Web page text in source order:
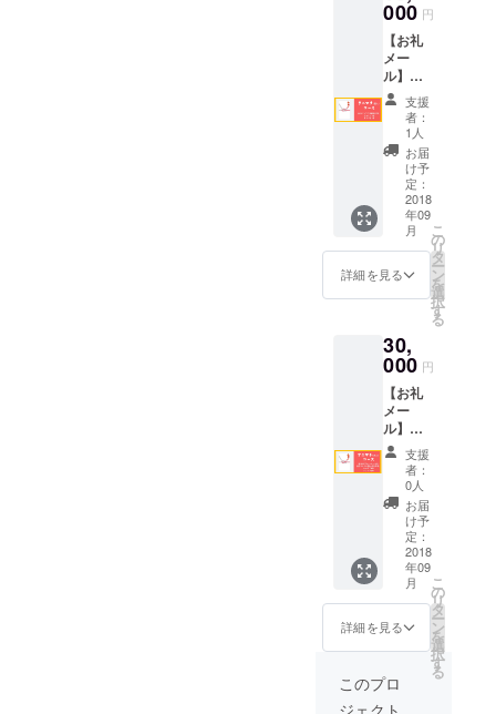
有効期
間 2018
年10月
13日、
14日の
イベン
ト開催
期間中
のみ ※
余った
チケッ
トの払
い戻し
などは
ねます
のでご
い。
のでご
注意く
ださ
い。 ③
お好き
なドリ
ンク2杯
無料チ
ケット
（最大
1100円
相当）
※ 2018
年9月末
指定の
ご住所
けさせ
ていた
だきま
す。 ※
有効期
間 2018
年10月
13日、
14日の
イベン
ト開催
期間中
のみ ※
余った
チケッ
い戻し
などは
ねます
のでご
※ 2018
年9月末
ごろに
指定の
ご住所
へ郵送
でお届
けさせ
ていた
だきま
す。 ※
特製1万
円ちゃ
んこ鍋
~meat~
の引き
で、特
製1万円
ちゃん
こ鍋
~seafo
od~との
引き換
えはで
きませ
ん。 ※
有効期
間 2018
年10月
13日、
14日の
ト開催
期間
日17時
までに
きま
す。
②CAM
PFIRE
限定！
特製1万
円ちゃ
んこ鍋
~seafo
od~！の
引換券
です。
＜内容
は追っ
てお知
らせい
たのし
みに＞
※ 2018
年9月末
ごろに
指定の
ご住所
へ郵送
でお届
けさせ
ていた
だきま
す。 ※
特製1万
円ちゃ
んこ鍋
~seafo
od~の引
券とな
000 円
【お礼
メー
ル】＋
【当日
のパン
フレッ
トにお
名前印
字】＋
【お好
きな
ちゃん
こ無料
券8杯
分】＋
【お好
リンク
無料券5
枚】 ①
事務局
からお
礼の
メール
を送付
させて
いただ
きま
す。 ②
当日会
場で配
布され
るパン
フレッ
とし
て、あ
支援
者：
1人
お届
け予
定：
2018
年09
月
詳細を見る
こ
の
リ
タ
ー
ン
を
選
択
す
る
30,
000 円
【お礼
メー
ル】＋
【限定
１万円
ちゃん
こ鍋
~meat~
または
~seafo
od~1杯
引換
券】
【当日
のパン
フレッ
トに貴
社名印
支援
者：
0人
お届
け予
定：
2018
年09
月
詳細を見る
こ
の
リ
タ
ー
ン
を
選
択
す
る
このプロ
ジェクト